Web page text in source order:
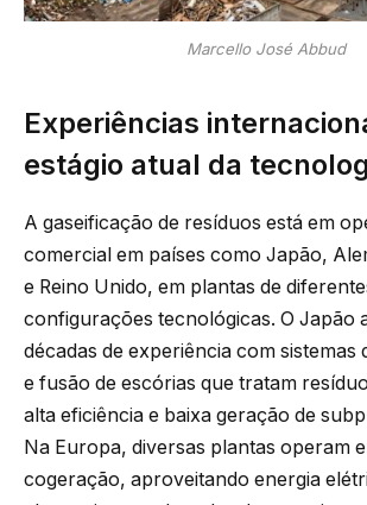
Marcello José Abbud
Experiências
estágio atual da
A gaseificação de resíduos está em
comercial em países como Japão,
e Reino Unido, em plantas de
configurações tecnológicas. O Japão
décadas de experiência com sistemas
e fusão de escórias que tratam
alta eficiência e baixa geração de
Na Europa, diversas plantas operam
cogeração, aproveitando energia